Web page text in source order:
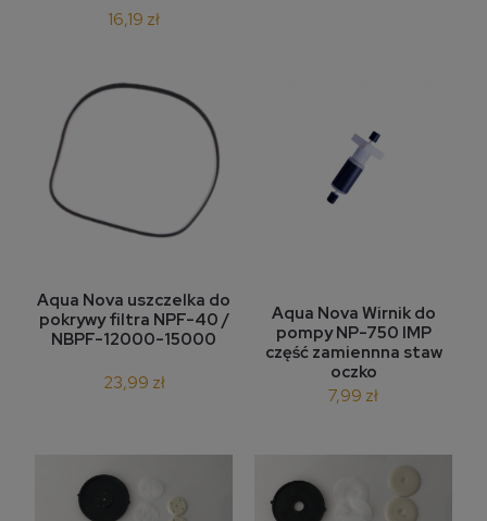
16,19 zł
Aqua Nova uszczelka do
pokrywy filtra NPF-40 /
NBPF-12000-15000
23,99 zł
Aqua Nova Wirnik do
pompy NP-750 IMP
część zamiennna staw
oczko
7,99 zł